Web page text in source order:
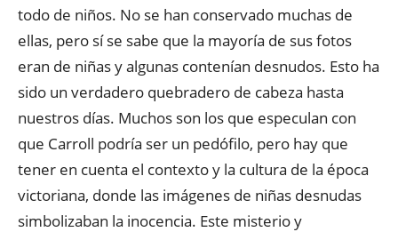
todo de niños. No se han conservado muchas de
ellas, pero sí se sabe que la mayoría de sus fotos
eran de niñas y algunas contenían desnudos. Esto ha
sido un verdadero quebradero de cabeza hasta
nuestros días. Muchos son los que especulan con
que Carroll podría ser un pedófilo, pero hay que
tener en cuenta el contexto y la cultura de la época
victoriana, donde las imágenes de niñas desnudas
simbolizaban la inocencia. Este misterio y